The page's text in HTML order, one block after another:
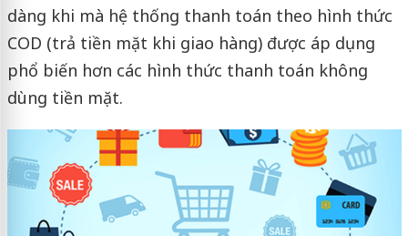
dàng khi mà hệ thống thanh toán theo hình thức
COD (trả tiền mặt khi giao hàng) được áp dụng
phổ biến hơn các hình thức thanh toán không
dùng tiền mặt.